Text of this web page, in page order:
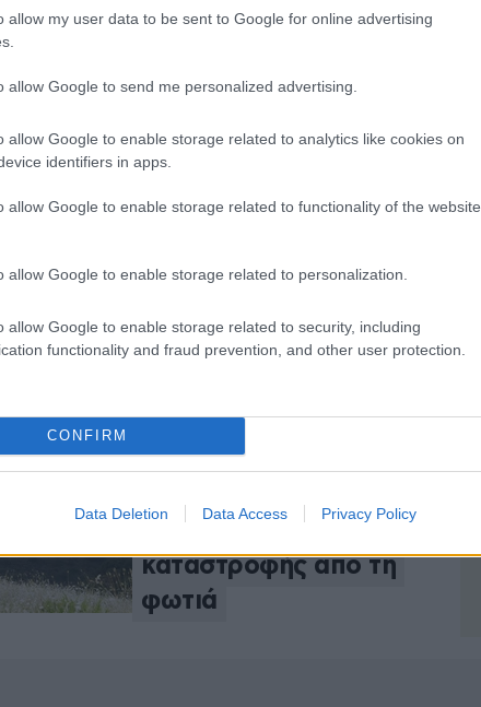
allow my user data to be sent to Google for online advertising
allow Google to send me personalized advertising.
allow Google to enable storage related to analytics like cookies on
identifiers in apps.
allow Google to enable storage related to functionality of the website
allow Google to enable storage related to personalization.
allow Google to enable storage related to security, including
functionality and fraud prevention, and other user protection.
CONFIRM
Data Deletion Data Access Privacy Policy
Η πρόγνωση για
σήμερα
21·08·2010 02:51
απολογισμός της
καταστροφής από τη
φωτιά